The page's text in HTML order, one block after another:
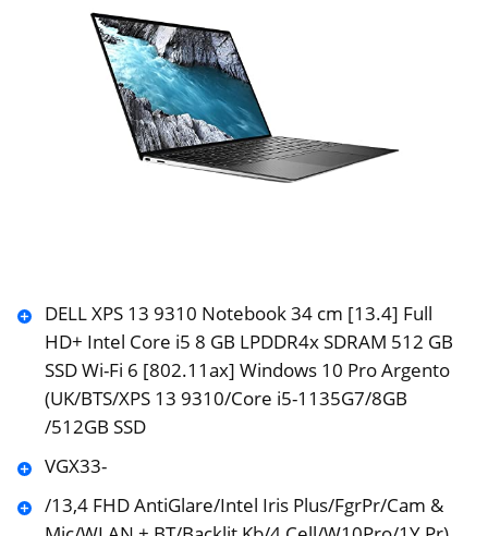
DELL XPS 13 9310 Notebook 34 cm [13.4] Full
HD+ Intel Core i5 8 GB LPDDR4x SDRAM 512 GB
SSD Wi-Fi 6 [802.11ax] Windows 10 Pro Argento
(UK/BTS/XPS 13 9310/Core i5-1135G7/8GB
/512GB SSD
VGX33-
/13,4 FHD AntiGlare/Intel Iris Plus/FgrPr/Cam &